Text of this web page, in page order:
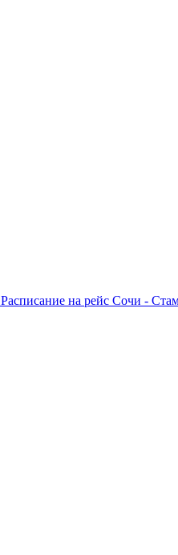
Расписание на рейс Сочи -